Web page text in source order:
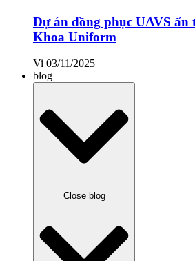
Dự án đồng phục UAVS ấn
Khoa Uniform
Vi 03/11/2025
blog
Close blog